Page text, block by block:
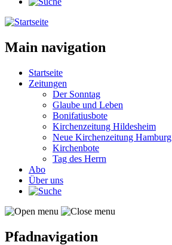
Main navigation
Startseite
Zeitungen
Der Sonntag
Glaube und Leben
Bonifatiusbote
Kirchenzeitung Hildesheim
Neue Kirchenzeitung Hamburg
Kirchenbote
Tag des Herrn
Abo
Über uns
Pfadnavigation